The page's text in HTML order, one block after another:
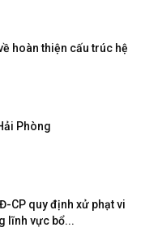
hoàn thiện cấu trúc hệ
Phòng
CP quy định xử phạt vi
lĩnh vực bổ...